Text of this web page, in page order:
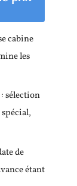
cabine
les
sélection
de
étant